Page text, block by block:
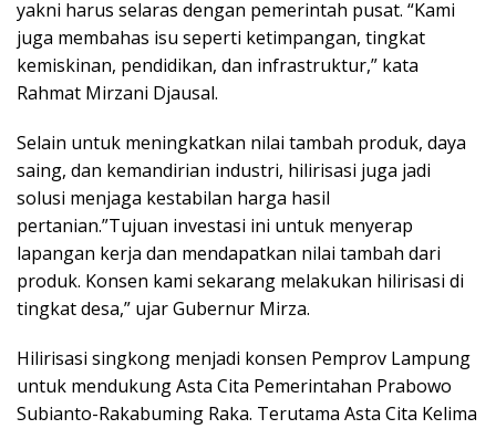
yakni harus selaras dengan pemerintah pusat. “Kami
juga membahas isu seperti ketimpangan, tingkat
kemiskinan, pendidikan, dan infrastruktur,” kata
Rahmat Mirzani Djausal.
Selain untuk meningkatkan nilai tambah produk, daya
saing, dan kemandirian industri, hilirisasi juga jadi
solusi menjaga kestabilan harga hasil
pertanian.”Tujuan investasi ini untuk menyerap
lapangan kerja dan mendapatkan nilai tambah dari
produk. Konsen kami sekarang melakukan hilirisasi di
tingkat desa,” ujar Gubernur Mirza.
Hilirisasi singkong menjadi konsen Pemprov Lampung
untuk mendukung Asta Cita Pemerintahan Prabowo
Subianto-Rakabuming Raka. Terutama Asta Cita Kelima